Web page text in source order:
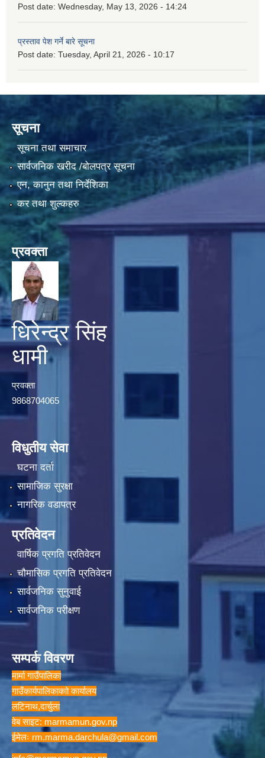
Post date: Wednesday, May 13, 2026 - 14:24
प्रस्ताव पेश गर्ने बारे सूचना
Post date: Tuesday, April 21, 2026 - 10:17
सूचना
सूचना तथा समाचार
सार्वजनिक खरीद /बोलपत्र सूचना
एन, कानुन तथा निर्देशिका
कर तथा शुल्कहरु
प्रवक्ता
धिरेन्द्र सिंह
धामी
प्रवक्ता
9868704065
विधुतीय सेवा
घटना दर्ता
सामाजिक सुरक्षा
नागरिक वडापत्र
प्रतिवेदन
वार्षिक प्रगति प्रतिवेदन
चौमासिक प्रगति प्रतिवेदन
सार्वजनिक सुनुवाई
सार्वजनिक परीक्षण
सम्पर्क विवरण
मार्मा गाउँपालिका
गाउँकार्यपालिकाकाो कार्यालय
लटिनाथ,दार्चुला
वेब साइट: marmamun.gov.np
ईमेलः rm.marma.darchula@gmail.com